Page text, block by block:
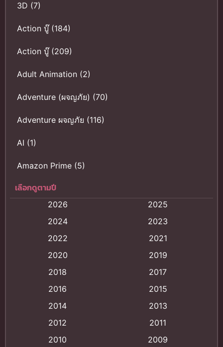
3D (7)
Action บู๊(184)
Action บู๊(209)
Adult Animation (2)
Adventure (ผจญภัย) (70)
Adventure ผจญภัย (116)
AI (1)
Amazon Prime (5)
Anal (ประตูหลัง)
Animation การ์ตูน
Animation อนิเมะ
Animation แอนิเมชัน
(9)
เลือกดูตามปี
2026
2025
2024
2023
2022
2021
2020
2019
2018
2017
2016
2015
2014
2013
2012
2011
2010
2009